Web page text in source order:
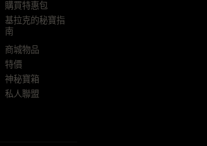
購買特惠包
基拉克的秘寶指
南
商城物品
特價
神秘寶箱
私人聯盟